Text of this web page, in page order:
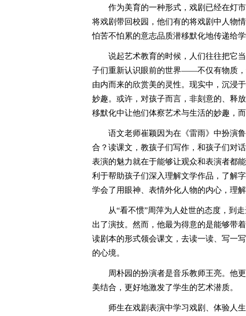
作为美育的一种形式，戏剧已经在灯市
将戏剧带回校园，他们有的将戏剧中人物
怕苦不怕累的意志品质潜移默化地传递给学
说起艺术教育的时候，人们往往把它当
子们重新认识眼前的世界——不仅有物质
由内而来的欣赏美的灵性。现实中，沉浸
妙趣。或许，对孩子而言，非刻意的、释
移默化中让他们体察艺术与生活的妙趣，
语文老师崔颖因为在《雷雨》中扮演鲁
合？读课文，教孩子们写作，和孩子们对
表演的魅力就在于能够让观众和表演者都
利于帮助孩子们深入理解文学作品，了解
学会了用眼神、表情外化人物的内心，理
从“看不惯”周萍为人处世的态度，到走
出了演技。然而，他最为得意的是能够带
读剧本的形式领会课文，去读一读、写一
的心境。
周朴园的扮演者是音乐教师王亮。他更
美结合，更好地激发了学生的艺术潜质。
师生在戏剧表演中学习戏剧、体验人生